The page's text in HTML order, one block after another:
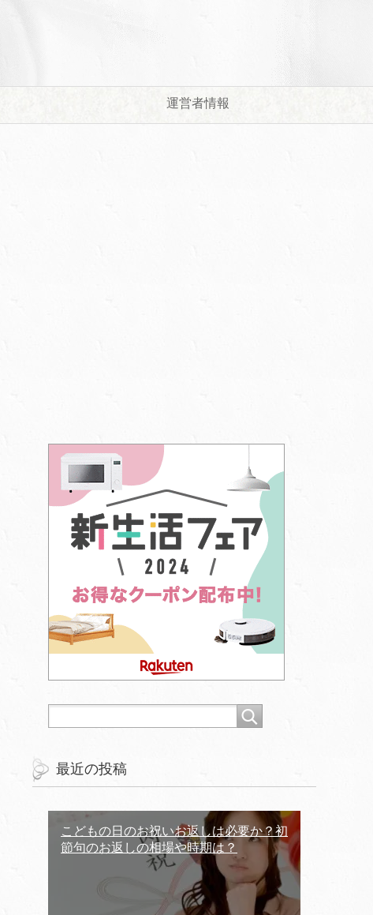
運営者情報
最近の投稿
こどもの日のお祝いお返しは必要か？初
節句のお返しの相場や時期は？